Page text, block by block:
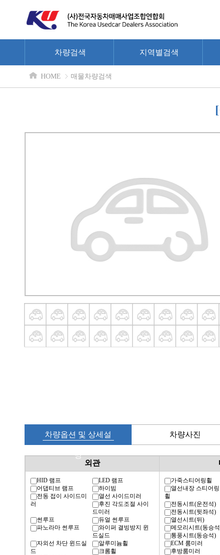
차량검색 지역별검색
HOME 매물차량검색
차량옵션 및 상세설
명
차량사진
외관
HID 램프
LED 램프
어댑티브 램프
하이빔
전동 접이 사이드미
러
열선 사이드미러
후진 각도조절 사이
드미러
썬루프
듀얼 썬루프
파노라마 썬루프
와이퍼 결빙방지 윈
드실드
자외선 차단 윈드실
드
알루미늄휠
크롬휠
가죽스티어링휠
열선내장 스티어링
휠
전동시트(운전석)
전동시트(뒷좌석)
열선시트(뒤)
메모리시트(동승
통풍시트(동승석)
ECM 룸미러
후방룸미러